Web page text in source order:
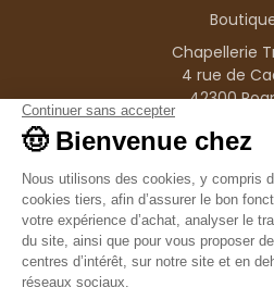
Chapellerie
4 rue de
42300
Produits
Nos marques